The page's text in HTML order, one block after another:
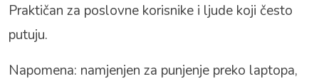
Praktičan za poslovne korisnike i ljude koji često
putuju.
Napomena: namjenjen za punjenje preko laptopa,